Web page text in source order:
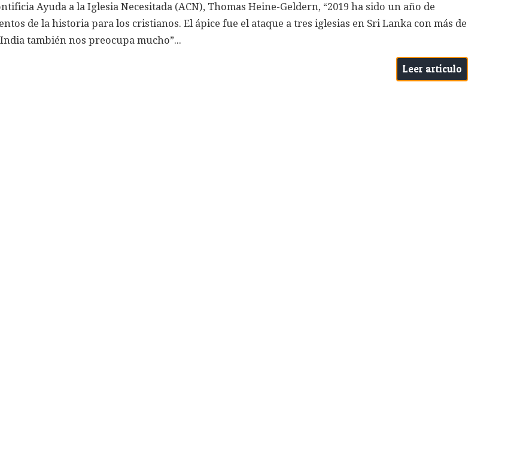
Ayuda a la Iglesia Necesitada (ACN), Thomas Heine-Geldern, “2019 ha sido un año de
de la historia para los cristianos. El ápice fue el ataque a tres iglesias en Sri Lanka con más de
también nos preocupa mucho”...
Leer artículo